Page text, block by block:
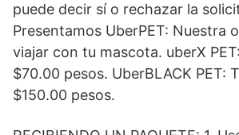
puede decir sí o rechazar la
Presentamos UberPET: Nuestra
viajar con tu mascota. uberX
$70.00 pesos. UberBLACK PET:
$150.00 pesos.